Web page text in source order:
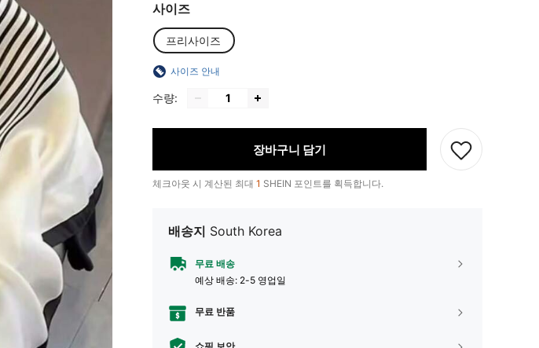
사이즈
프리사이즈
사이즈 안내
수량:
장바구니 담기
체크아웃 시 계산된 최대 1 SHEIN 포인트를 획득합니다.
배송지 South Korea
무료 배송
예상 배송: 2-5 영업일
무료 반품